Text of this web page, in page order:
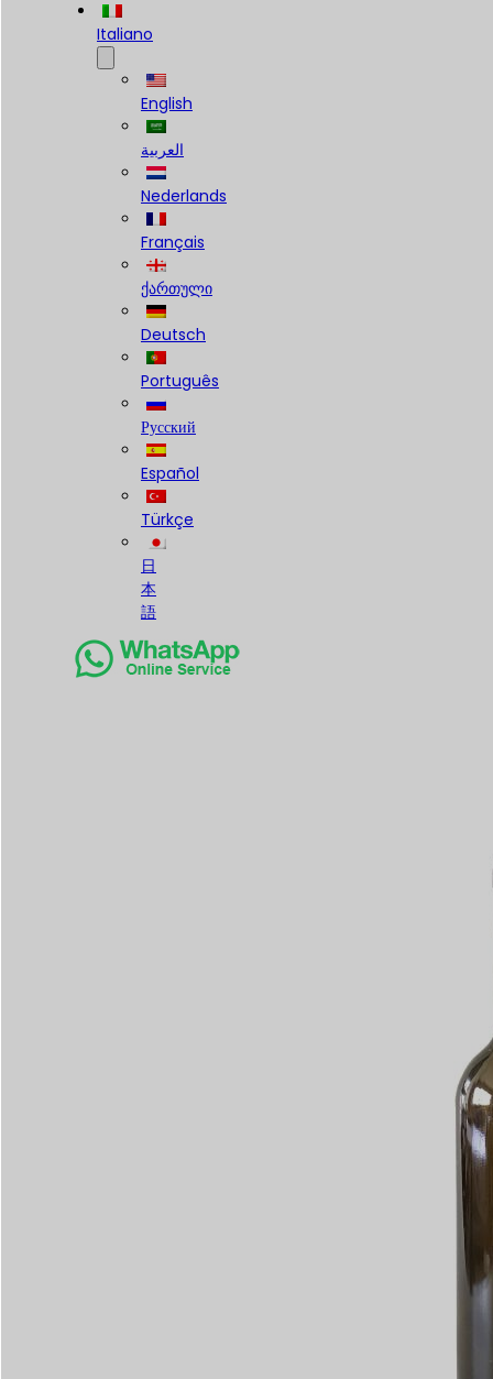
Italiano
English
العربية
Nederlands
Français
ქართული
Deutsch
Português
Русский
Español
Türkçe
日
本
語